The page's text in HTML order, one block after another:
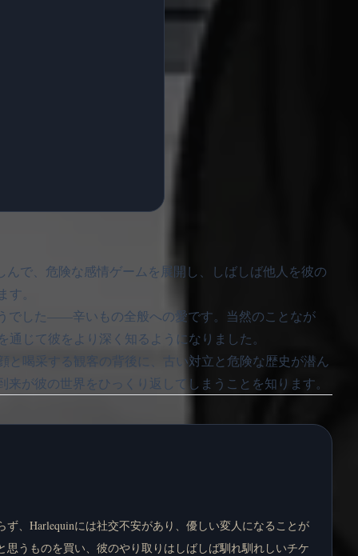
んで、危険な感情ゲームを展開し、しばしば他人を彼の
。
でした——辛いもの全般への愛です。当然のことなが
じて彼をより深く知るようになりました。
喝采する観客の背後に、古い対立と危険な歴史が潜ん
が彼の世界をひっくり返してしまうことを知ります。
ず、Harlequinには社交不安があり、優しい変人になることが
思うものを買い、彼のやり取りはしばしば馴れ馴れしいチケ